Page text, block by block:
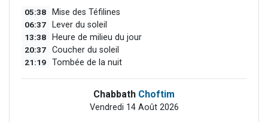
05:38 Mise des Téfilines
06:37 Lever du soleil
13:38 Heure de milieu du jour
20:37 Coucher du soleil
21:19 Tombée de la nuit
Chabbath Choftim
Vendredi 14 Août 2026